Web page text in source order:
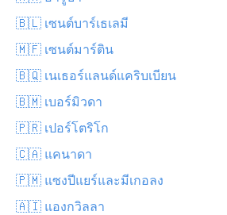
🇧🇱 เซนต์บาร์เธเลมี
🇲🇫 เซนต์มาร์ติน
🇧🇶 เนเธอร์แลนด์แคริบเบียน
🇧🇲 เบอร์มิวดา
🇵🇷 เปอร์โตริโก
🇨🇦 แคนาดา
🇵🇲 แซงปีแยร์และมีเกอลง
🇦🇮 แองกวิลลา